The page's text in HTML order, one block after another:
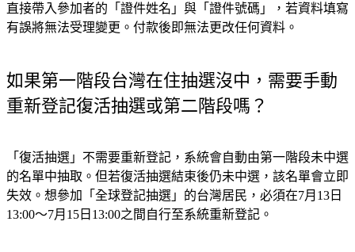
直接帶入參加者的「證件姓名」與「證件號碼」，若資料填寫
有誤將無法受理變更。付款後即無法更改任何資料。
如果第一階段台灣在住抽選沒中，需要手動
重新登記復活抽選或第二階段嗎？
「復活抽選」不需要重新登記，系統會自動由第一階段未中選
的名單中抽取。但若復活抽選結束後仍未中選，該名單會立即
失效。想參加「全球登記抽選」的台灣居民，必須在7月13日
13:00～7月15日13:00之間自行至系統重新登記。